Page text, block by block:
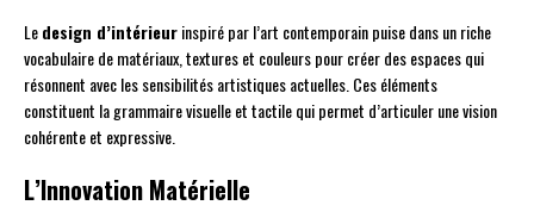
Ledesign d’intérieurinspiré par l’art contemporain puise dans un riche
vocabulaire de matériaux, textures et couleurs pour créer des espaces qui
résonnent avec les sensibilités artistiques actuelles. Ces éléments
constituent la grammaire visuelle et tactile qui permet d’articuler une vision
cohérente et expressive.
L’Innovation Matérielle